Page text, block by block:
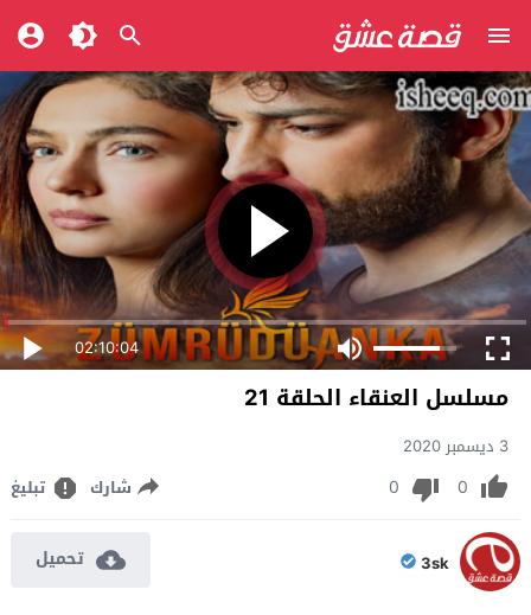
02:10:04
مسلسل العنقاء الحلقة 21
3 ديسمبر 2020
0
0 شارك تبليغ
3sk تحميل